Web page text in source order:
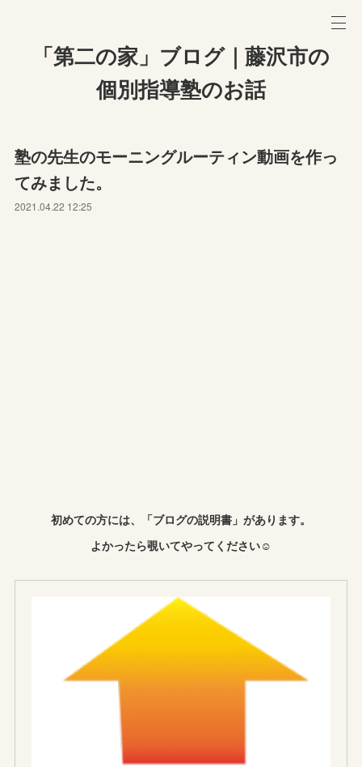
「第二の家」ブログ｜藤沢市の
個別指導塾のお話
塾の先生のモーニングルーティン動画を作っ
てみました。
2021.04.22 12:25
初めての方には、「ブログの説明書」があります。
よかったら覗いてやってください☺︎